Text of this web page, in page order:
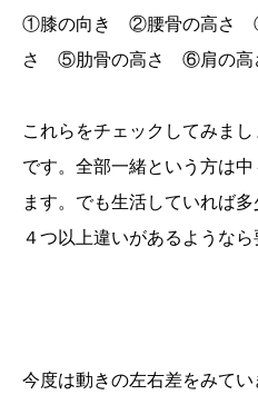
①膝の向き ②腰骨の高さ
さ ⑤肋骨の高さ ⑥肩の高
これらをチェックしてみま
です。全部一緒という方は
ます。でも生活していれば多
４つ以上違いがあるようなら
今度は動きの左右差をみて